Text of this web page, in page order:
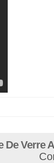
De Verre